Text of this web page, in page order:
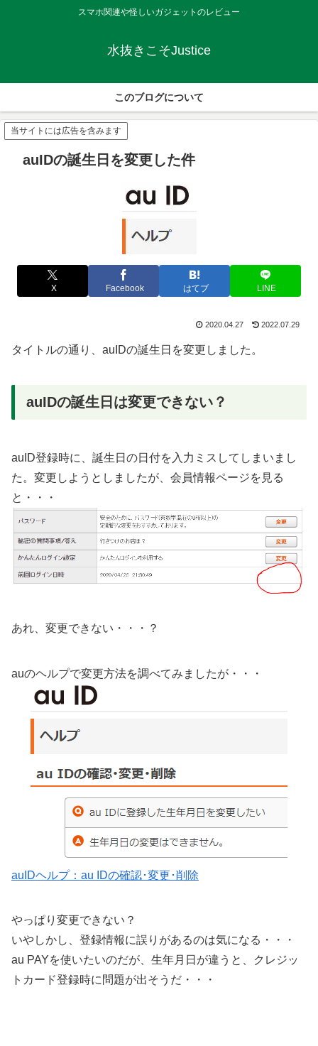
スマホ関連や怪しいガジェットのレビュー
水抜きこそJustice
このブログについて
当サイトには広告を含みます
auIDの誕生日を変更した件
X Facebook はてブ LINE
2020.04.27 2022.07.29
タイトルの通り、auIDの誕生日を変更しました。
auIDの誕生日は変更できない？
auID登録時に、誕生日の日付を入力ミスしてしまいまし
た。変更しようとしましたが、会員情報ページを見る
と・・・
あれ、変更できない・・・？
auのヘルプで変更方法を調べてみましたが・・・
auIDヘルプ：au IDの確認･変更･削除
やっぱり変更できない？
いやしかし、登録情報に誤りがあるのは気になる・・・
au PAYを使いたいのだが、生年月日が違うと、クレジッ
トカード登録時に問題が出そうだ・・・